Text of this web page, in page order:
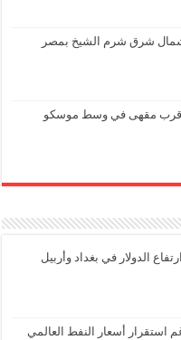
قرب مقهى في وسط موسكو
الدولار في بغداد وأربيل
استقرار أسعار النفط العالمي